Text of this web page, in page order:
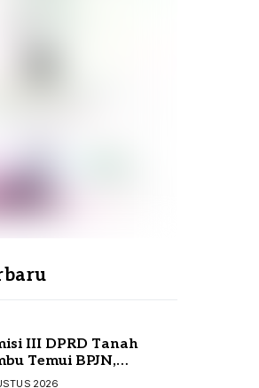
III DPRD Tanah
Temui BPJN,
Sejumlah
2026